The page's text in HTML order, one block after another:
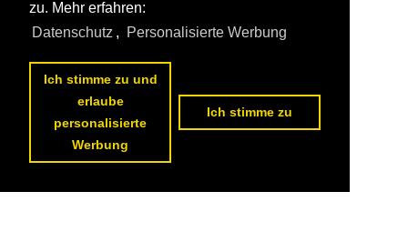
zu. Mehr erfahren:
Datenschutz , Personalisierte Werbung
Ich stimme zu und
erlaube
personalisierte
Werbung
Ich stimme zu